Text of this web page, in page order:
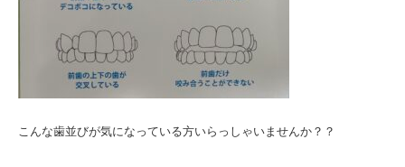
こんな歯並びが気になっている方いらっしゃいませんか？？